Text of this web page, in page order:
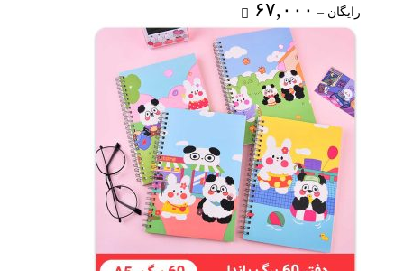
رایگان – ۶۷,۰۰۰
رایگان
through
۶۷,۰۰۰ تومان